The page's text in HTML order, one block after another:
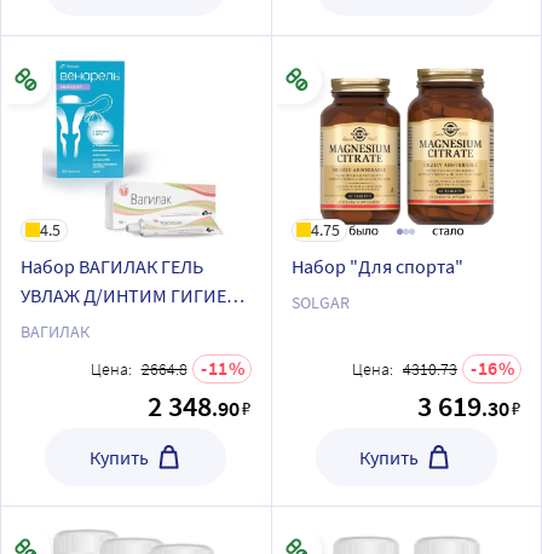
4.5
Набор ВАГИЛАК ГЕЛЬ
УВЛАЖ Д/ИНТИМ ГИГИЕН
50МЛ+ВЕНАРЕЛЬ ИНОЗИТ
N60 КАПС ПО 759МГ по
специальной цене
ВАГИЛАК
Цена: 2664.8 11
2 348.90₽
Купить
4.75
Набор "Для спорта"
SOLGAR
Цена: 4310.73 16
3 619.30₽
Купить